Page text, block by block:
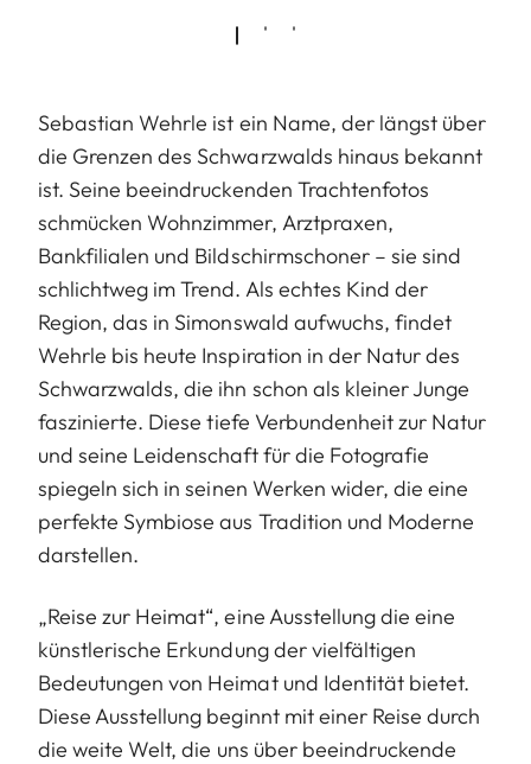
Sebastian Wehrle ist ein Name, der längst über
die Grenzen des Schwarzwalds hinaus bekannt
ist. Seine beeindruckenden Trachtenfotos
schmücken Wohnzimmer, Arztpraxen,
Bankfilialen und Bildschirmschoner – sie sind
schlichtweg im Trend. Als echtes Kind der
Region, das in Simonswald aufwuchs, findet
Wehrle bis heute Inspiration in der Natur des
Schwarzwalds, die ihn schon als kleiner Junge
faszinierte. Diese tiefe Verbundenheit zur Natur
und seine Leidenschaft für die Fotografie
spiegeln sich in seinen Werken wider, die eine
perfekte Symbiose aus Tradition und Moderne
darstellen.
„Reise zur Heimat“, eine Ausstellung die eine
künstlerische Erkundung der vielfältigen
Bedeutungen von Heimat und Identität bietet.
Diese Ausstellung beginnt mit einer Reise durch
die weite Welt, die uns über beeindruckende